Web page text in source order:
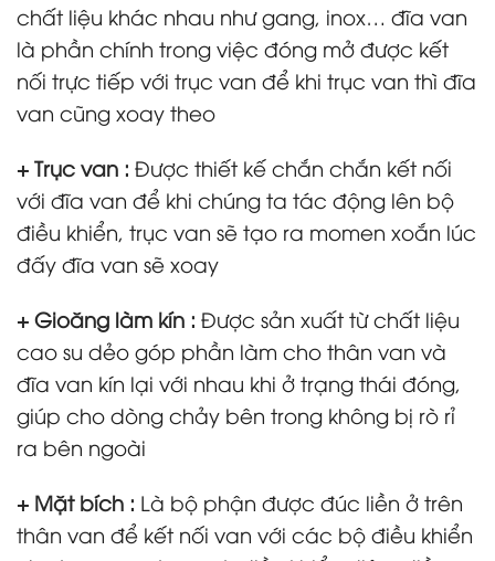
chất liệu khác nhau như gang, inox… đĩa van
là phần chính trong việc đóng mở được kết
nối trực tiếp với trục van để khi trục van thì đĩa
van cũng xoay theo
+ Trục van : Được thiết kế chắn chắn kết nối
với đĩa van để khi chúng ta tác động lên bộ
điều khiển, trục van sẽ tạo ra momen xoắn lúc
đấy đĩa van sẽ xoay
+ Gioăng làm kín : Được sản xuất từ chất liệu
cao su dẻo góp phần làm cho thân van và
đĩa van kín lại với nhau khi ở trạng thái đóng,
giúp cho dòng chảy bên trong không bị rò rỉ
ra bên ngoài
+ Mặt bích : Là bộ phận được đúc liền ở trên
thân van để kết nối van với các bộ điều khiển